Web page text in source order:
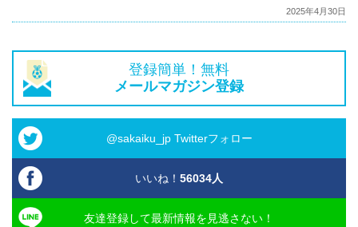
2025年4月30日
登録簡単！無料
メールマガジン登録
@sakaiku_jp Twitterフォロー
いいね！ 56034人
友達登録して最新情報を見逃さない！